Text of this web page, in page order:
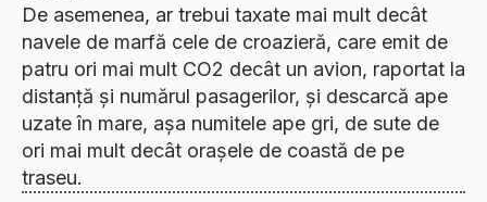
De asemenea, ar trebui taxate mai mult decât
navele de marfă cele de croazieră, care emit de
patru ori mai mult CO2 decât un avion, raportat la
distanță și numărul pasagerilor, și descarcă ape
uzate în mare, așa numitele ape gri, de sute de
ori mai mult decât orașele de coastă de pe
traseu.